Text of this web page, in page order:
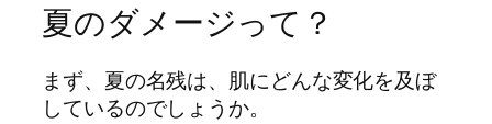
夏のダメージって？
まず、夏の名残は、肌にどんな変化を及ぼ
しているのでしょうか。